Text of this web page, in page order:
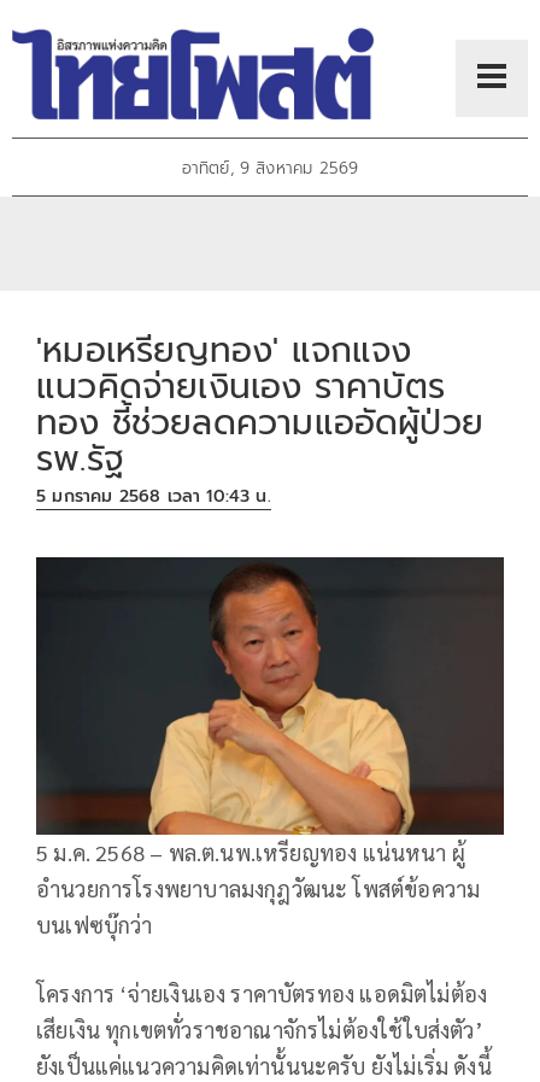
อาทิตย์, 9 สิงหาคม 2569
'หมอเหรียญทอง' แจกแจง
แนวคิดจ่ายเงินเอง ราคาบัตร
ทอง ชี้ช่วยลดความแออัดผู้ป่วย
รพ.รัฐ
5 มกราคม 2568 เวลา 10:43 น.
5 ม.ค. 2568 – พล.ต.นพ.เหรียญทอง แน่นหนา ผู้
อำนวยการโรงพยาบาลมงกุฎวัฒนะ โพสต์ข้อความ
บนเฟซบุ๊กว่า
โครงการ ‘จ่ายเงินเอง ราคาบัตรทอง แอดมิตไม่ต้อง
เสียเงิน ทุกเขตทั่วราชอาณาจักรไม่ต้องใช้ใบส่งตัว’
ยังเป็นแค่แนวความคิดเท่านั้นนะครับ ยังไม่เริ่ม ดังนี้